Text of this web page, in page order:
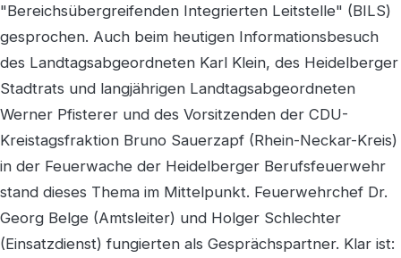
"Bereichsübergreifenden Integrierten Leitstelle" (BILS)
gesprochen. Auch beim heutigen Informationsbesuch
des Landtagsabgeordneten Karl Klein, des Heidelberger
Stadtrats und langjährigen Landtagsabgeordneten
Werner Pfisterer und des Vorsitzenden der CDU-
Kreistagsfraktion Bruno Sauerzapf (Rhein-Neckar-Kreis)
in der Feuerwache der Heidelberger Berufsfeuerwehr
stand dieses Thema im Mittelpunkt. Feuerwehrchef Dr.
Georg Belge (Amtsleiter) und Holger Schlechter
(Einsatzdienst) fungierten als Gesprächspartner. Klar ist: